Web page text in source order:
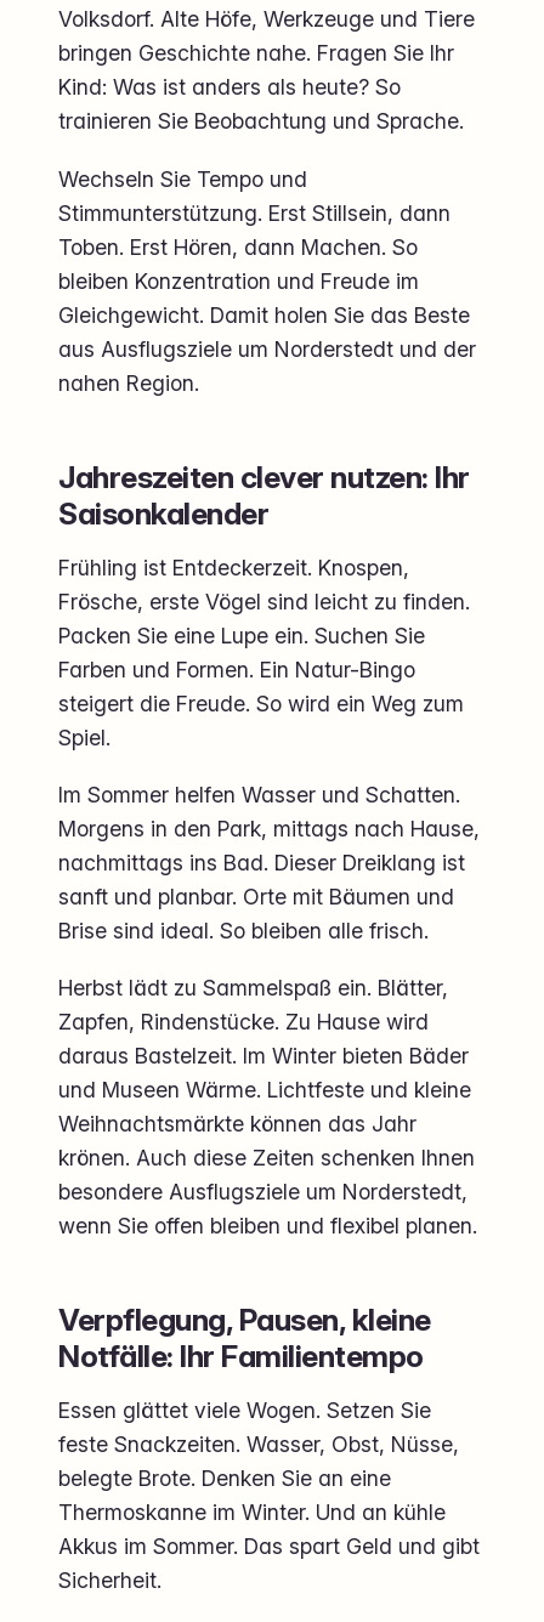
Volksdorf. Alte Höfe, Werkzeuge und Tiere
bringen Geschichte nahe. Fragen Sie Ihr
Kind: Was ist anders als heute? So
trainieren Sie Beobachtung und Sprache.
Wechseln Sie Tempo und
Stimmunterstützung. Erst Stillsein, dann
Toben. Erst Hören, dann Machen. So
bleiben Konzentration und Freude im
Gleichgewicht. Damit holen Sie das Beste
aus Ausflugsziele um Norderstedt und der
nahen Region.
Jahreszeiten clever nutzen: Ihr
Saisonkalender
Frühling ist Entdeckerzeit. Knospen,
Frösche, erste Vögel sind leicht zu finden.
Packen Sie eine Lupe ein. Suchen Sie
Farben und Formen. Ein Natur-Bingo
steigert die Freude. So wird ein Weg zum
Spiel.
Im Sommer helfen Wasser und Schatten.
Morgens in den Park, mittags nach Hause,
nachmittags ins Bad. Dieser Dreiklang ist
sanft und planbar. Orte mit Bäumen und
Brise sind ideal. So bleiben alle frisch.
Herbst lädt zu Sammelspaß ein. Blätter,
Zapfen, Rindenstücke. Zu Hause wird
daraus Bastelzeit. Im Winter bieten Bäder
und Museen Wärme. Lichtfeste und kleine
Weihnachtsmärkte können das Jahr
krönen. Auch diese Zeiten schenken Ihnen
besondere Ausflugsziele um Norderstedt,
wenn Sie offen bleiben und flexibel planen.
Verpflegung, Pausen, kleine
Notfälle: Ihr Familientempo
Essen glättet viele Wogen. Setzen Sie
feste Snackzeiten. Wasser, Obst, Nüsse,
belegte Brote. Denken Sie an eine
Thermoskanne im Winter. Und an kühle
Akkus im Sommer. Das spart Geld und gibt
Sicherheit.